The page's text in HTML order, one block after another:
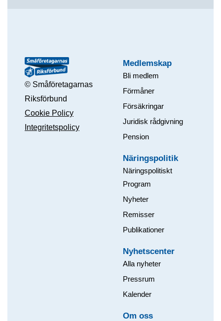
© Småföretagarnas
Riksförbund
Cookie Policy
Integritetspolicy
Medlemskap
Bli medlem
Förmåner
Försäkringar
Juridisk rådgivning
Pension
Näringspolitik
Näringspolitiskt
Program
Nyheter
Remisser
Publikationer
Nyhetscenter
Alla nyheter
Pressrum
Kalender
Om oss​